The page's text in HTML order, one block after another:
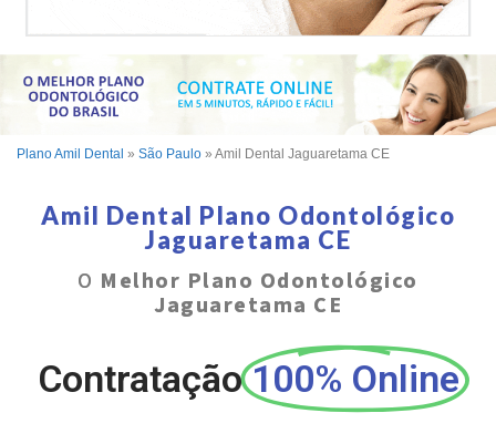
Plano Amil Dental » São Paulo » Amil Dental Jaguaretama CE
Amil Dental Plano Odontológico
Jaguaretama CE
O Melhor Plano Odontológico
Jaguaretama CE
Contratação 100% Online